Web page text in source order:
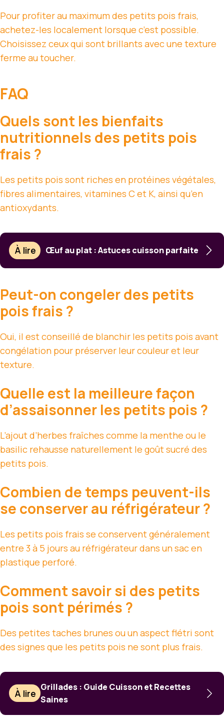
Pour profiter au maximum des petits pois frais,
achetez-les localement lorsque c’est possible.
Choisissez ceux qui sont brillants avec une texture
ferme au toucher.
FAQ
Quels sont les bienfaits
nutritionnels des petits pois
frais ?
Les petits pois sont riches en protéines végétales,
fibres alimentaires, vitamines C et K, ainsi qu’en
antioxydants.
À lire Œuf au plat : Astuces cuisson parfaite
Peut-on congeler des petits
pois frais ?
Oui, il est conseillé de blanchir les petits pois avant
congélation pour préserver leur couleur et leur
texture.
Quelle est la meilleure façon
d’assaisonner les petits pois ?
L’ajout d’herbes fraîches comme la menthe ou le
basilic rehausse naturellement le goût sucré des
petits pois.
Combien de temps peuvent-ils
se conserver au réfrigérateur ?
Les petits pois frais se conservent généralement
entre 3 à 5 jours au réfrigérateur dans un sac en
plastique perforé.
Comment savoir si des petits
pois sont périmés ?
Des petites taches brunes ou un aspect flétri sont
des signes que les petits pois ne sont plus frais.
À lire
Grillades : Guide Cuisson et Recettes
Saines